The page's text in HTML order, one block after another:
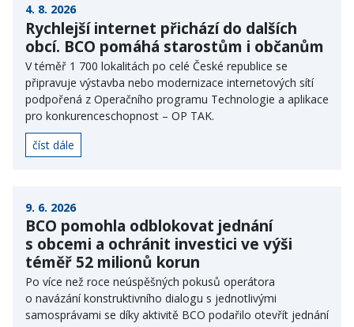
4. 8. 2026
Rychlejší internet přichází do dalších
obcí. BCO pomáhá starostům i občanům
V téměř 1 700 lokalitách po celé České republice se
připravuje výstavba nebo modernizace internetových sítí
podpořená z Operačního programu Technologie a aplikace
pro konkurenceschopnost – OP TAK.
číst dále
9. 6. 2026
BCO pomohla odblokovat jednání
s obcemi a ochránit investici ve výši
téměř 52 milionů korun
Po více než roce neúspěšných pokusů operátora
o navázání konstruktivního dialogu s jednotlivými
samosprávami se díky aktivitě BCO podařilo otevřít jednání